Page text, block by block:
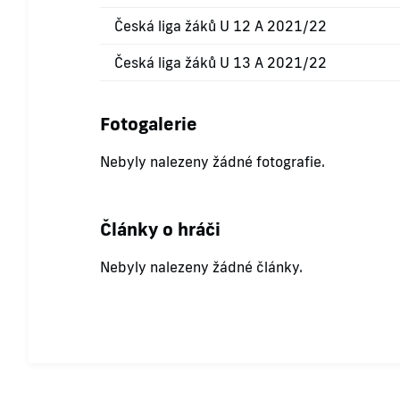
Česká liga žáků U 12 A 2021/22
Česká liga žáků U 13 A 2021/22
Fotogalerie
Nebyly nalezeny žádné fotografie.
Články o hráči
Nebyly nalezeny žádné články.